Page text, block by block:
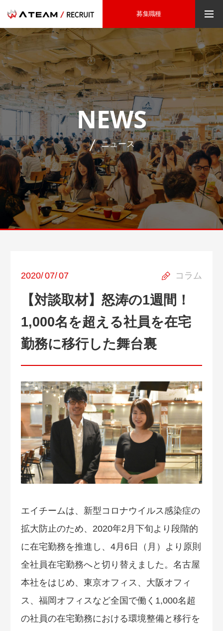
募集職種
NEWS
ニュース
コラム
2020/07/07
【対談取材】怒涛の1週間！
1,000名を超える社員を在宅
勤務に移行した舞台裏
エイチームは、新型コロナウイルス感染症の
拡大防止のため、2020年2月下旬より段階的
に在宅勤務を推進し、4月6日（月）より原則
全社員在宅勤務へと切り替えました。名古屋
本社をはじめ、東京オフィス、大阪オフィ
ス、福岡オフィスなど全国で働く1,000名超
の社員の在宅勤務における環境整備と移行を